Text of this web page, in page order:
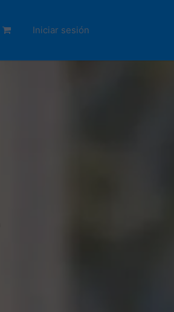
Iniciar sesión